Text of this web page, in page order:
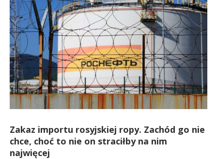
Zakaz importu rosyjskiej ropy. Zachód go nie
chce, choć to nie on straciłby na nim
najwięcej